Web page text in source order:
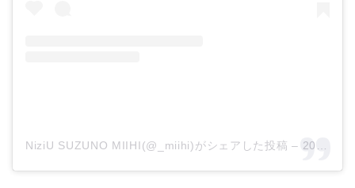
NiziU SUZUNO MIIHI(@_miihi)がシェアした投稿 – 2020年 9月月13日午前4時07分PDT